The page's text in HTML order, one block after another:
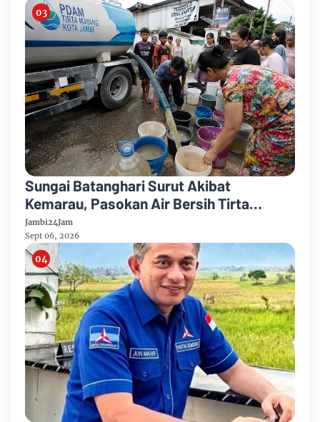
Sungai Batanghari Surut Akibat
Kemarau, Pasokan Air Bersih Tirta
Mayang Jambi Keruh
Jambi24Jam
Sept 06, 2026